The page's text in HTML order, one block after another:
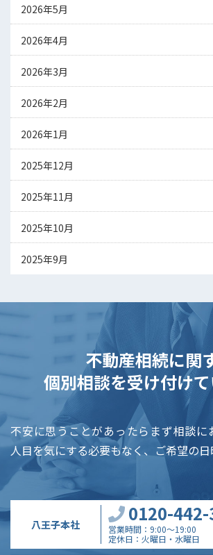
2026年5月
2026年4月
2026年3月
2026年2月
2026年1月
2025年12月
2025年11月
2025年10月
2025年9月
不動産相続に関
個別相談を受け付けて
不安に思うことがあったらまず相談に
人目を気にする必要もなく、ご希望の日
八王子本社 0120-
営業時間
9:00～19:00
定休日
火曜日・水曜日